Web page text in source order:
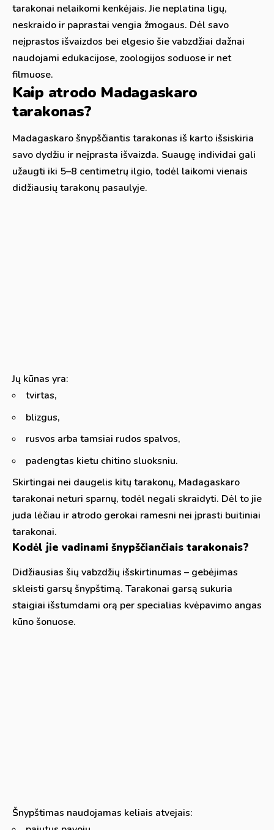
tarakonai nelaikomi kenkėjais. Jie neplatina ligų,
neskraido ir paprastai vengia žmogaus. Dėl savo
neįprastos išvaizdos bei elgesio šie vabzdžiai dažnai
naudojami edukacijose, zoologijos soduose ir net
filmuose.
Kaip atrodo Madagaskaro
tarakonas?
Madagaskaro šnypščiantis tarakonas iš karto išsiskiria
savo dydžiu ir neįprasta išvaizda. Suaugę individai gali
užaugti iki 5–8 centimetrų ilgio, todėl laikomi vienais
didžiausių tarakonų pasaulyje.
Jų kūnas yra:
tvirtas,
blizgus,
rusvos arba tamsiai rudos spalvos,
padengtas kietu chitino sluoksniu.
Skirtingai nei daugelis kitų tarakonų, Madagaskaro
tarakonai neturi sparnų, todėl negali skraidyti. Dėl to jie
juda lėčiau ir atrodo gerokai ramesni nei įprasti buitiniai
tarakonai.
Kodėl jie vadinami šnypščiančiais tarakonais?
Didžiausias šių vabzdžių išskirtinumas – gebėjimas
skleisti garsų šnypštimą. Tarakonai garsą sukuria
staigiai išstumdami orą per specialias kvėpavimo angas
kūno šonuose.
Šnypštimas naudojamas keliais atvejais: